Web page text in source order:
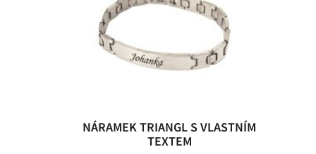
NÁRAMEK TRIANGL S VLASTNÍM
TEXTEM